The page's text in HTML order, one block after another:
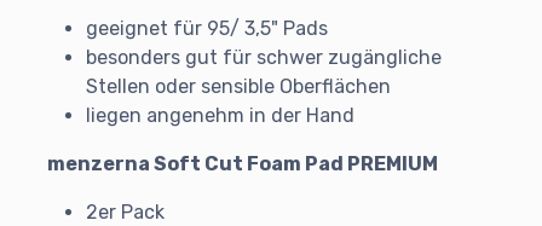
geeignet für 95/ 3,5" Pads
besonders gut für schwer zugängliche
Stellen oder sensible Oberflächen
liegen angenehm in der Hand
menzerna Soft Cut Foam Pad PREMIUM
2er Pack